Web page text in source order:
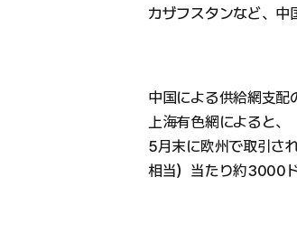
カザフスタンなど、中
中国による供給網支配
上海有色網によると、
5月末に欧州で取引さ
相当）当たり約3000